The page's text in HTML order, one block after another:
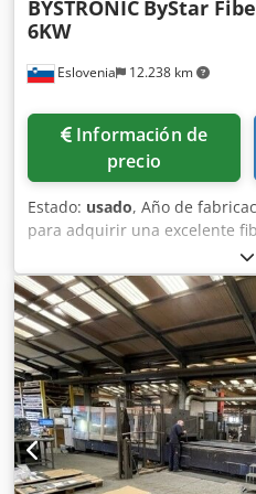
Eslovenia 12.238 km
BYSTRONIC ByStar
6KW
Información de
precio
Estado: usado, Año de
para adquirir una excelente
con un área de trabajo de
láser de 6000 W (edición
de corte V1 (primera versión),
posiciones, ocular detector,
polvo. 1 Máquina base 1.1
Edition F6000 1.2 Alcance de
directrices 1.4
de energía para fibra 1.6
para fibra 1.8 Escaneado 1.9
Fuente láser 1.11 Unidad de
de tanque 1.13 Control e